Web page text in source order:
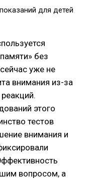
для детей
без
уже не
внимания из-за
этого
тестов
внимания и
вопросом, а